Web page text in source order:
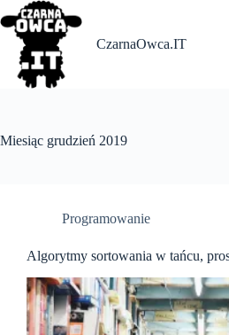
Skip
to
content
CzarnaOwca.IT
Miesiąc grudzień 2019
Programowanie
Algorytmy sortowania w tańcu,